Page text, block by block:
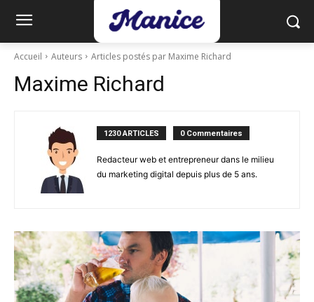
Accueil Auteurs Articles postés par Maxime Richard
Maxime Richard
1230 ARTICLES 0 Commentaires
Redacteur web et entrepreneur dans le milieu
du marketing digital depuis plus de 5 ans.